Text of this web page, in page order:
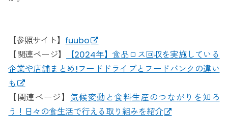
【参照サイト】 fuubo
【関連ページ】
【2024年】食品ロス回収を実施している
企業や店舗まとめ!フードドライブとフードバンクの違い
も
【関連ページ】 気候変動と食料生産のつながりを知ろ
う！日々の食生活で行える取り組みを紹介